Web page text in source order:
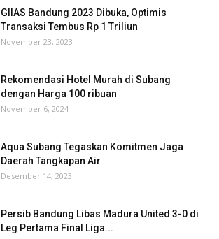
GIIAS Bandung 2023 Dibuka, Optimis
Transaksi Tembus Rp 1 Triliun
November 23, 2023
Rekomendasi Hotel Murah di Subang
dengan Harga 100 ribuan
November 6, 2024
Aqua Subang Tegaskan Komitmen Jaga
Daerah Tangkapan Air
Desember 14, 2023
Persib Bandung Libas Madura United 3-0 di
Leg Pertama Final Liga...